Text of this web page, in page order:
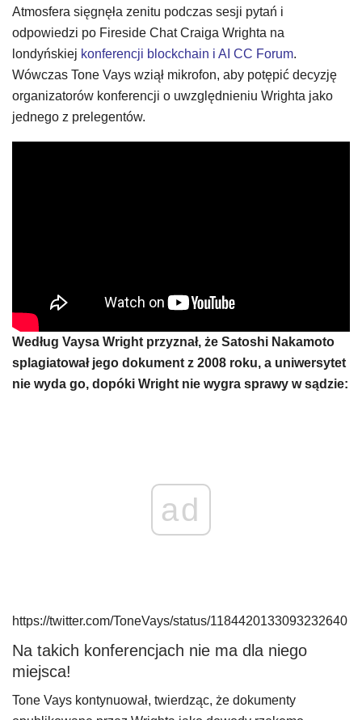
Atmosfera sięgnęła zenitu podczas sesji pytań i
odpowiedzi po Fireside Chat Craiga Wrighta na
londyńskiej konferencji blockchain i AI CC Forum.
Wówczas Tone Vays wziął mikrofon, aby potępić decyzję
organizatorów konferencji o uwzględnieniu Wrighta jako
jednego z prelegentów.
Według Vaysa Wright przyznał, że Satoshi Nakamoto
splagiatował jego dokument z 2008 roku, a uniwersytet
nie wyda go, dopóki Wright nie wygra sprawy w sądzie:
ad
https://twitter.com/ToneVays/status/1184420133093232640
Na takich konferencjach nie ma dla niego
miejsca!
Tone Vays kontynuował, twierdząc, że dokumenty